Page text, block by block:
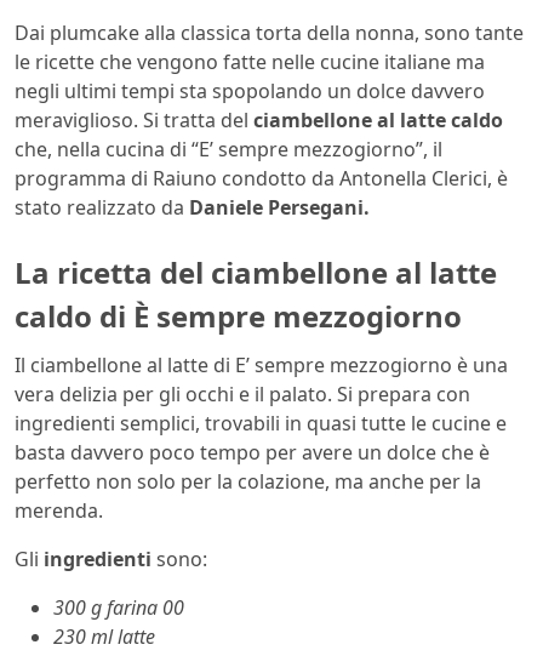
Dai plumcake alla classica torta della nonna, sono tante
le ricette che vengono fatte nelle cucine italiane ma
negli ultimi tempi sta spopolando un dolce davvero
meraviglioso. Si tratta del ciambellone al latte caldo
che, nella cucina di “E’ sempre mezzogiorno”, il
programma di Raiuno condotto da Antonella Clerici, è
stato realizzato da Daniele Persegani.
La ricetta del ciambellone al latte
caldo di È sempre mezzogiorno
Il ciambellone al latte di E’ sempre mezzogiorno è una
vera delizia per gli occhi e il palato. Si prepara con
ingredienti semplici, trovabili in quasi tutte le cucine e
basta davvero poco tempo per avere un dolce che è
perfetto non solo per la colazione, ma anche per la
merenda.
Gli ingredienti sono:
300 g farina 00
230 ml latte